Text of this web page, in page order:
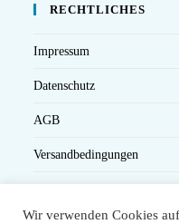
RECHTLICHES
Impressum
Datenschutz
AGB
Versandbedingungen
Wir verwenden Cookies